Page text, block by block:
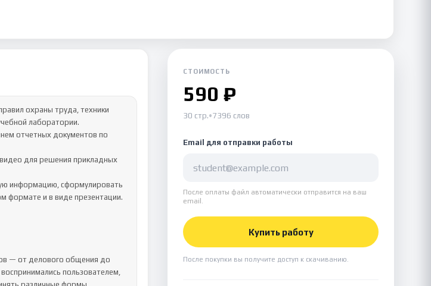
лаборатории.
формате и в виде презентации.
— от делового общения до
пользователем,
СТОИМОСТЬ
590 ₽
30 стр.•7396 слов
Email для отправки работы
После оплаты файл автоматически отправится на ваш
email.
Купить работу
После покупки вы получите доступ к скачиванию.